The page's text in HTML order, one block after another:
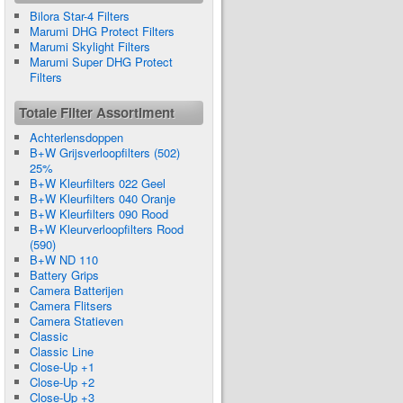
Bilora Star-4 Filters
Marumi DHG Protect Filters
Marumi Skylight Filters
Marumi Super DHG Protect
Filters
Totale Filter Assortiment
Achterlensdoppen
B+W Grijsverloopfilters (502)
25%
B+W Kleurfilters 022 Geel
B+W Kleurfilters 040 Oranje
B+W Kleurfilters 090 Rood
B+W Kleurverloopfilters Rood
(590)
B+W ND 110
Battery Grips
Camera Batterijen
Camera Flitsers
Camera Statieven
Classic
Classic Line
Close-Up +1
Close-Up +2
Close-Up +3